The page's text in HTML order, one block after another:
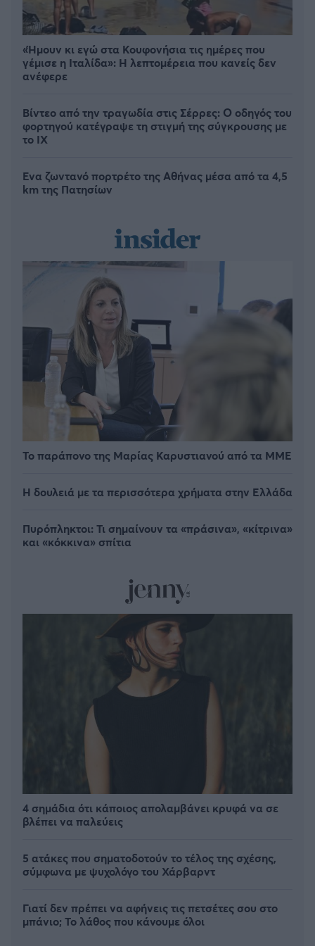
«Ήμουν κι εγώ στα Κουφονήσια τις ημέρες που
γέμισε η Ιταλίδα»: Η λεπτομέρεια που κανείς δεν
ανέφερε
Βίντεο από την τραγωδία στις Σέρρες: Ο οδηγός του
φορτηγού κατέγραψε τη στιγμή της σύγκρουσης με
το ΙΧ
Ένα ζωντανό πορτρέτο της Αθήνας μέσα από τα 4,5
km της Πατησίων
Το παράπονο της Μαρίας Καρυστιανού από τα ΜΜΕ
Η δουλειά με τα περισσότερα χρήματα στην Ελλάδα
Πυρόπληκτοι: Τι σημαίνουν τα «πράσινα», «κίτρινα»
και «κόκκινα» σπίτια
4 σημάδια ότι κάποιος απολαμβάνει κρυφά να σε
βλέπει να παλεύεις
5 ατάκες που σηματοδοτούν το τέλος της σχέσης,
σύμφωνα με ψυχολόγο του Χάρβαρντ
Γιατί δεν πρέπει να αφήνεις τις πετσέτες σου στο
μπάνιο; Το λάθος που κάνουμε όλοι